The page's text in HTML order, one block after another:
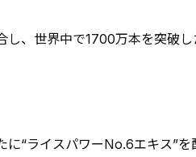
、世界中で1700万本を突破
“ライスパワーNo.6エキス”